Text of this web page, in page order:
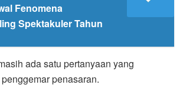
Fenomena
Spektakuler Tahun
ada satu pertanyaan yang
penasaran.